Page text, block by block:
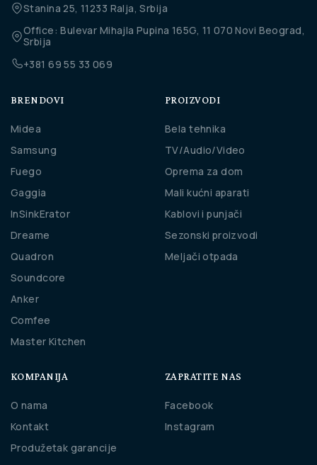
Stanina 25, 11233 Ralja, Srbija
Office: Bulevar Mihajla Pupina 165G, 11 070 Novi Beograd,
Srbija
+381 69 55 33 069
BRENDOVI
Midea
Samsung
Fuego
Gaggia
InSinkErator
Dreame
Quadron
Soundcore
Anker
Comfee
Master Kitchen
PROIZVODI
Bela tehnika
TV/Audio/Video
Oprema za dom
Mali kućni aparati
Kablovi i punjači
Sezonski proizvodi
Meljači otpada
KOMPANIJA
O nama
Kontakt
Produžetak garancije
ZAPRATITE NAS
Facebook
Instagram